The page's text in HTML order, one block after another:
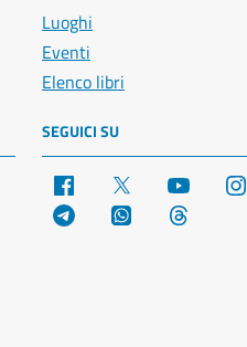
Luoghi
Eventi
Elenco libri
SEGUICI SU
Facebook YouTube
Telegram WhatsApp